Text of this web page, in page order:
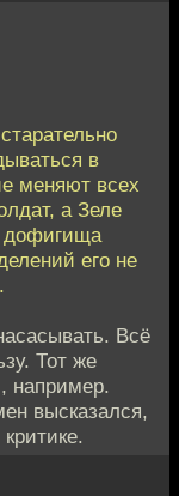
в
меняют всех
а Зеле
дофигища
его не
Всё
Тот же
например.
высказался,